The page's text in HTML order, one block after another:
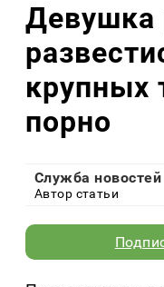
Девушка
крупных
порно
Служба новостей
Автор статьи